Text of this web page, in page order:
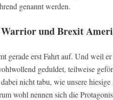
genannt werden.
Warrior und Brexit
gerade erst Fahrt auf. Und weil
geduldet, teilweise
nicht tabu, wie unsere
wohl nennen sich die